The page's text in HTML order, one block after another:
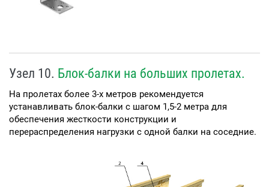
Узел 10. Блок-балки на больших пролетах.
На пролетах более 3-х метров рекомендуется
устанавливать блок-балки с шагом 1,5-2 метра для
обеспечения жесткости конструкции и
перераспределения нагрузки с одной балки на соседние.